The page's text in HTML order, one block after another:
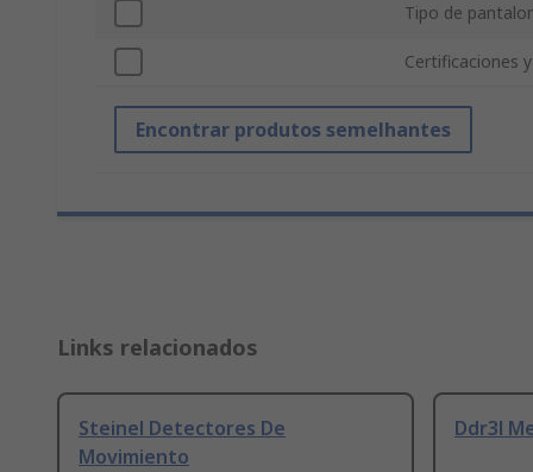
Tipo de
Certificaciones
Encontrar produtos semelhantes
Links relacionados
Steinel Detectores De
Movimiento
Ddr3l